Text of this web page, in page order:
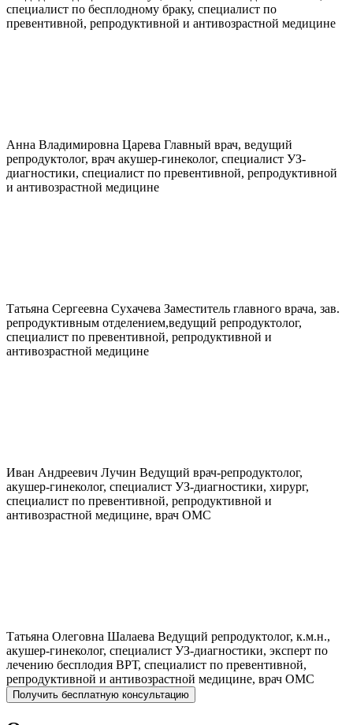
специалист по бесплодному браку, специалист по
превентивной, репродуктивной и антивозрастной медицине
Анна Владимировна Царева Главный врач, ведущий
репродуктолог, врач акушер-гинеколог, специалист УЗ-
диагностики, специалист по превентивной, репродуктивной
и антивозрастной медицине
Татьяна Сергеевна Сухачева Заместитель главного врача, зав.
репродуктивным отделением,ведущий репродуктолог,
специалист по превентивной, репродуктивной и
антивозрастной медицине
Иван Андреевич Лучин Ведущий врач-репродуктолог,
акушер-гинеколог, специалист УЗ-диагностики, хирург,
специалист по превентивной, репродуктивной и
антивозрастной медицине, врач ОМС
Татьяна Олеговна Шалаева Ведущий репродуктолог, к.м.н.,
акушер-гинеколог, специалист УЗ-диагностики, эксперт по
лечению бесплодия ВРТ, специалист по превентивной,
репродуктивной и антивозрастной медицине, врач ОМС
Получить бесплатную консультацию